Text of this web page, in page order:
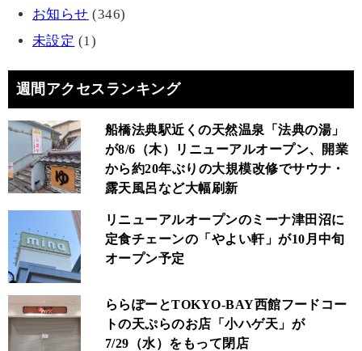
お知らせ (346)
未設定 (1)
週間アクセスランキング
船橋法典駅近くの天然温泉「法典の湯」
が8/6（木）リニューアルオープン、開業
から約20年ぶりの大規模改修でサウナ・
露天風呂など大幅刷新
リニューアルオープンのミーナ津田沼に
定食チェーンの「やよい軒」が10月中旬
オープン予定
ららぽーとTOKYO‐BAY西館フードコー
トの天ぷらのお店「小ハゲ天」が
7/29（水）をもって閉店